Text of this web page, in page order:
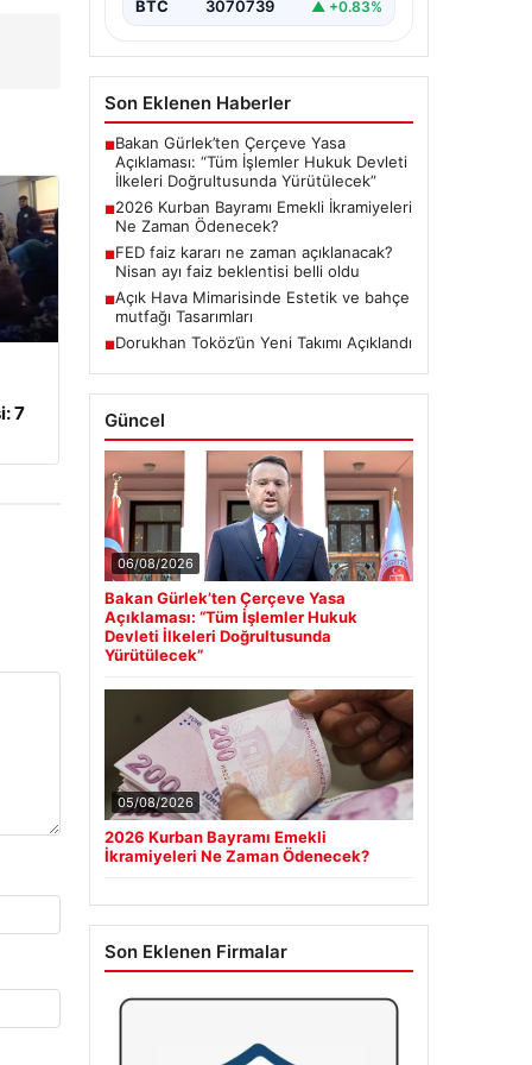
7
BTC 3070739 ▲ +0.83%
Son Eklenen Haberler
■Bakan Gürlek’ten Çerçeve Yasa
Açıklaması: “Tüm İşlemler Hukuk Devleti
İlkeleri Doğrultusunda Yürütülecek”
■2026 Kurban Bayramı Emekli İkramiyeleri
Ne Zaman Ödenecek?
■FED faiz kararı ne zaman açıklanacak?
Nisan ayı faiz beklentisi belli oldu
■Açık Hava Mimarisinde Estetik ve bahçe
mutfağı Tasarımları
■Dorukhan Toköz’ün Yeni Takımı Açıklandı
Güncel
06/08/2026
Bakan Gürlek’ten Çerçeve Yasa
Açıklaması: “Tüm İşlemler Hukuk
Devleti İlkeleri Doğrultusunda
Yürütülecek”
05/08/2026
2026 Kurban Bayramı Emekli
İkramiyeleri Ne Zaman Ödenecek?
Son Eklenen Firmalar